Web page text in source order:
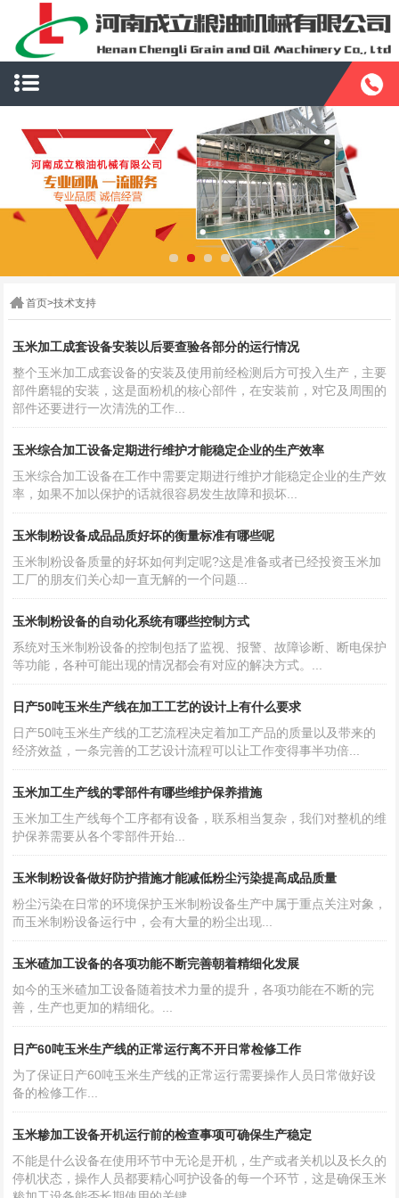
首页>技术支持
玉米加工成套设备安装以后要查验各部分的运行情况
整个玉米加工成套设备的安装及使用前经检测后方可投入生产，主要
部件磨辊的安装，这是面粉机的核心部件，在安装前，对它及周围的
部件还要进行一次清洗的工作...
玉米综合加工设备定期进行维护才能稳定企业的生产效率
玉米综合加工设备在工作中需要定期进行维护才能稳定企业的生产效
率，如果不加以保护的话就很容易发生故障和损坏...
玉米制粉设备成品品质好坏的衡量标准有哪些呢
玉米制粉设备质量的好坏如何判定呢?这是准备或者已经投资玉米加
工厂的朋友们关心却一直无解的一个问题...
玉米制粉设备的自动化系统有哪些控制方式
系统对玉米制粉设备的控制包括了监视、报警、故障诊断、断电保护
等功能，各种可能出现的情况都会有对应的解决方式。...
日产50吨玉米生产线在加工工艺的设计上有什么要求
日产50吨玉米生产线的工艺流程决定着加工产品的质量以及带来的
经济效益，一条完善的工艺设计流程可以让工作变得事半功倍...
玉米加工生产线的零部件有哪些维护保养措施
玉米加工生产线每个工序都有设备，联系相当复杂，我们对整机的维
护保养需要从各个零部件开始...
玉米制粉设备做好防护措施才能减低粉尘污染提高成品质量
粉尘污染在日常的环境保护玉米制粉设备生产中属于重点关注对象，
而玉米制粉设备运行中，会有大量的粉尘出现...
玉米碴加工设备的各项功能不断完善朝着精细化发展
如今的玉米碴加工设备随着技术力量的提升，各项功能在不断的完
善，生产也更加的精细化。...
日产60吨玉米生产线的正常运行离不开日常检修工作
为了保证日产60吨玉米生产线的正常运行需要操作人员日常做好设
备的检修工作...
玉米糁加工设备开机运行前的检查事项可确保生产稳定
不能是什么设备在使用环节中无论是开机，生产或者关机以及长久的
停机状态，操作人员都要精心呵护设备的每一个环节，这是确保玉米